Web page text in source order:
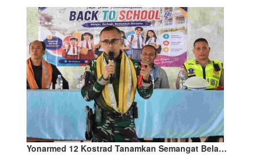
Yonarmed 12 Kostrad Tanamkan Semangat Bela…